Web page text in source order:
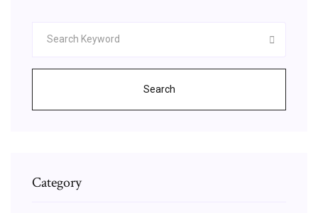
Search
Category